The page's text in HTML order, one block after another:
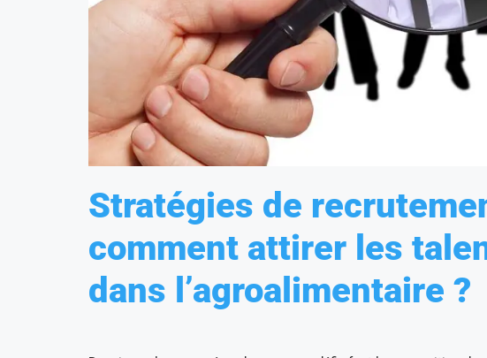
Stratégies de
comment attirer les
dans l’agroalimentaire ?